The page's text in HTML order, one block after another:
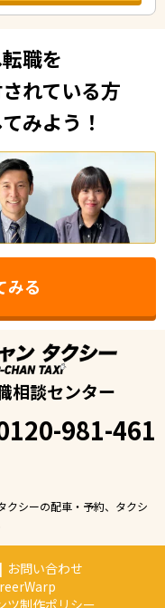
職を
れている方
みよう！
みる
相談センター
981-461
シーの配車・予約、タクシ
| お問い合わせ
ツ制作ポリシー